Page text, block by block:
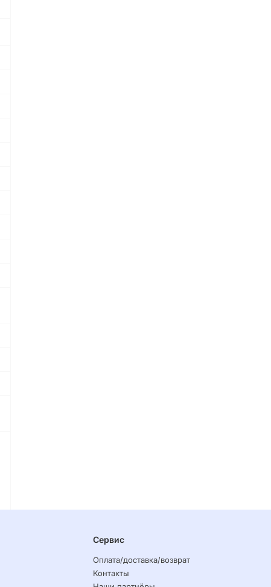
Сервис
Оплата/доставка/возврат
Контакты